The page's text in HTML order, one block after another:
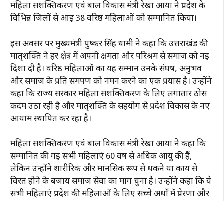
महिला सशक्तिकरण एवं बाल विकास मंत्री रेखा आर्या ने प्रदेश के
विभिन्न जिलों से आई 38 वरिष्ठ महिलाओं को सम्मानित किया।
इस अवसर पर मुख्यमंत्री पुष्कर सिंह धामी ने कहा कि उत्तराखंड की
मातृशक्ति ने हर क्षेत्र में अपनी क्षमता और परिश्रम से समाज को नई
दिशा दी है। वरिष्ठ महिलाओं का यह सम्मान उनके संघर्ष, अनुभव
और समाज के प्रति समर्पण को नमन करने का एक प्रयास है। उन्होंने
कहा कि राज्य सरकार महिला सशक्तिकरण के लिए लगातार ठोस
कदम उठा रही है और मातृशक्ति के सहयोग से प्रदेश विकास के नए
आयाम स्थापित कर रहा है।
महिला सशक्तिकरण एवं बाल विकास मंत्री रेखा आर्या ने कहा कि
सम्मानित की गई सभी महिलाएं 60 वर्ष से अधिक आयु की हैं,
लेकिन उन्होंने शारीरिक और मानसिक रूप से थकने या कार्य से
विरत होने के बजाय समाज सेवा का मार्ग चुना है। उन्होंने कहा कि ये
सभी महिलाएं प्रदेश की महिलाओं के लिए सच्चे अर्थों में प्रेरणा और